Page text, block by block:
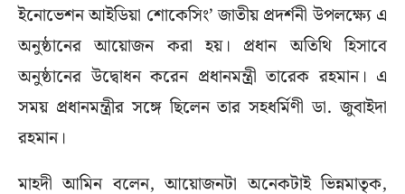
ইনোভেশন আইডিয়া শোকেসিং’ জাতীয় প্রদর্শনী উপলক্ষ্যে এ
অনুষ্ঠানের আয়োজন করা হয়। প্রধান অতিথি হিসাবে
অনুষ্ঠানের উদ্বোধন করেন প্রধানমন্ত্রী তারেক রহমান। এ
সময় প্রধানমন্ত্রীর সঙ্গে ছিলেন তার সহধর্মিণী ডা. জুবাইদা
রহমান।
মাহদী আমিন বলেন, আয়োজনটা অনেকটাই ভিন্নমাতৃক,